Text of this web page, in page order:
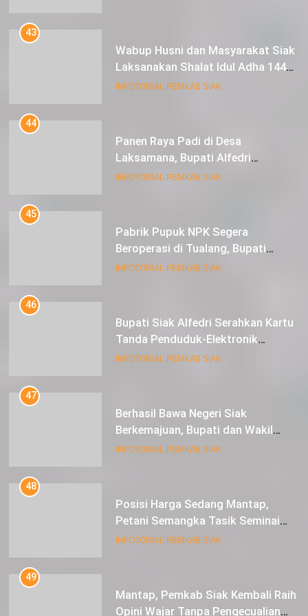
43
Wabup Husni dan Masyarakat Siak
Laksanakan Shalat Idul Adha 1445
Hijriah di Lapangan Tugu Siak
INFOTORIAL PEMKAB SIAK
44
Panen Raya Padi di Desa
Laksamana, Bupati Alfedri
Serahkan 16 Unit Mesin Pompa Air
INFOTORIAL PEMKAB SIAK
45
Pabrik Pupuk NPK Segera
Beroperasi di Tualang, Bupati
Alfedri Investasi ini Tingkatkan
INFOTORIAL PEMKAB SIAK
46
Bupati Siak Alfedri Serahkan Kartu
Tanda Penduduk-Elektronik
Kepada Pelajar SMK 1 Koto Gasib
INFOTORIAL PEMKAB SIAK
47
Berhasil Bawa Negeri Siak
Berkemajuan, Bupati dan Wakil
Bupati Siak Terima Gelar Adat
INFOTORIAL PEMKAB SIAK
48
Posisi Harga Sedang Mantap,
Petani Semangka Tasik Seminai
Raup Untung
INFOTORIAL PEMKAB SIAK
49
Mantap, Pemkab Siak Kembali Raih
Opini Wajar Tanpa Pengecualian